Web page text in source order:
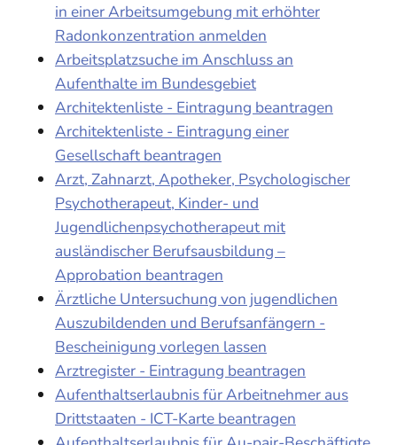
in einer Arbeitsumgebung mit erhöhter
Radonkonzentration anmelden
Arbeitsplatzsuche im Anschluss an
Aufenthalte im Bundesgebiet
Architektenliste - Eintragung beantragen
Architektenliste - Eintragung einer
Gesellschaft beantragen
Arzt, Zahnarzt, Apotheker, Psychologischer
Psychotherapeut, Kinder- und
Jugendlichenpsychotherapeut mit
ausländischer Berufsausbildung –
Approbation beantragen
Ärztliche Untersuchung von jugendlichen
Auszubildenden und Berufsanfängern -
Bescheinigung vorlegen lassen
Arztregister - Eintragung beantragen
Aufenthaltserlaubnis für Arbeitnehmer aus
Drittstaaten - ICT-Karte beantragen